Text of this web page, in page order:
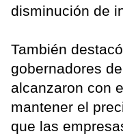
disminución de
También
gobernadores
alcanzaron con
mantener el
que las